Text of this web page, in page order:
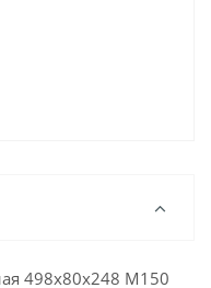
498х80х248 М150